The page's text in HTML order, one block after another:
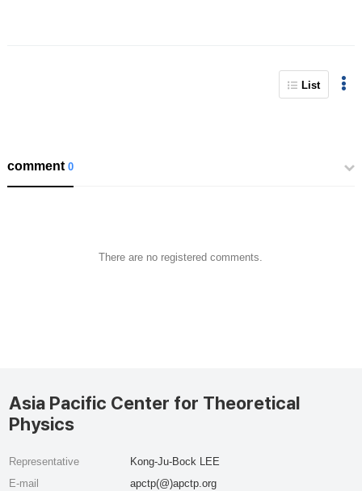
List
comment0
There are no registered comments.
Asia Pacific Center for Theoretical
Physics
Representative
Kong-Ju-Bock LEE
E-mail
apctp(@)apctp.org